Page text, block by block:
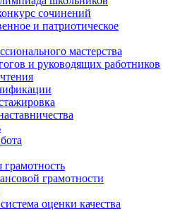
сочинений
и патриотическое
мастерства
и руководящих работников
грамотности
оценки качества